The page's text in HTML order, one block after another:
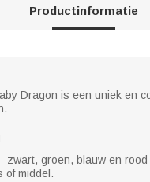
Productinformatie
Dragon is een uniek en
zwart, groen, blauw en
of middel.